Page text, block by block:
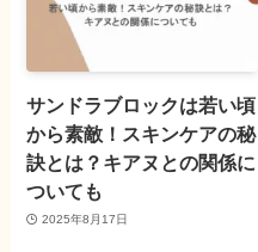
サンドラブロックは若い頃
から素敵！スキンケアの秘
訣とは？キアヌとの関係に
ついても
2025年8月17日